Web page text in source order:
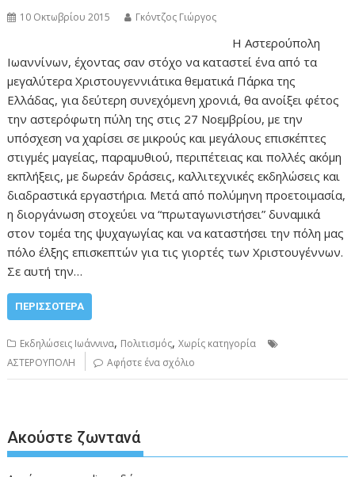
10 Οκτωβρίου 2015 Γκόντζος Γιώργος
Η Αστερούπολη
Ιωαννίνων, έχοντας σαν στόχο να καταστεί ένα από τα
μεγαλύτερα Χριστουγεννιάτικα θεματικά Πάρκα της
Ελλάδας, για δεύτερη συνεχόμενη χρονιά, θα ανοίξει φέτος
την αστερόφωτη πύλη της στις 27 Νοεμβρίου, με την
υπόσχεση να χαρίσει σε μικρούς και μεγάλους επισκέπτες
στιγμές μαγείας, παραμυθιού, περιπέτειας και πολλές ακόμη
εκπλήξεις, με δωρεάν δράσεις, καλλιτεχνικές εκδηλώσεις και
διαδραστικά εργαστήρια. Μετά από πολύμηνη προετοιμασία,
η διοργάνωση στοχεύει να “πρωταγωνιστήσει” δυναμικά
στον τομέα της ψυχαγωγίας και να καταστήσει την πόλη μας
πόλο έλξης επισκεπτών για τις γιορτές των Χριστουγέννων.
Σε αυτή την…
ΠΕΡΙΣΣΌΤΕΡΑ
Εκδηλώσεις Ιωάννινα, Πολιτισμός,Χωρίς κατηγορία
ΑΣΤΕΡΟΥΠΟΛΗ
Αφήστε ένα σχόλιο
Ακούστε ζωντανά